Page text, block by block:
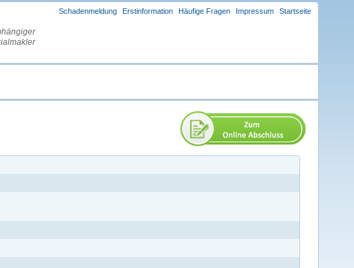
Schadenmeldung Erstinformation Häufige Fragen Impressum Startseite